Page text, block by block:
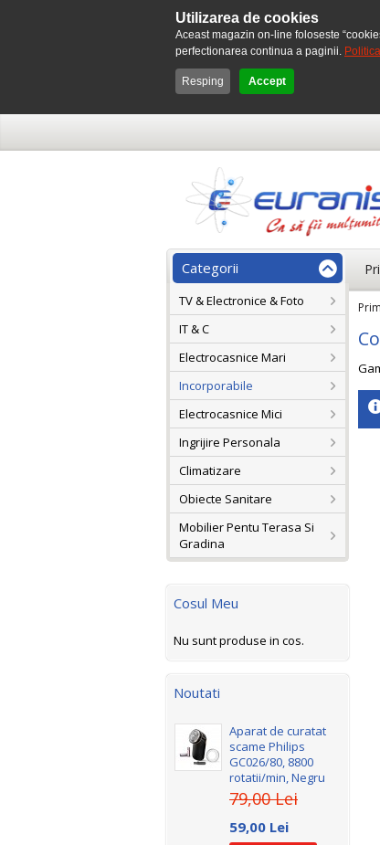
Utilizarea de cookies
Aceast magazin on-line foloseste
perfectionarea continua a paginii.
Resping Accept
Categorii
TV & Electronice & Foto
IT & C
Electrocasnice Mari
Incorporabile
Electrocasnice Mici
Ingrijire Personala
Climatizare
Obiecte Sanitare
Mobilier Pentu Terasa Si
Gradina
Cosul Meu
Nu sunt produse in cos.
Noutati
Aparat de curatat
scame Philips
GC026/80, 8800
rotatii/min, Negru
79,00 Lei
59,00 Lei